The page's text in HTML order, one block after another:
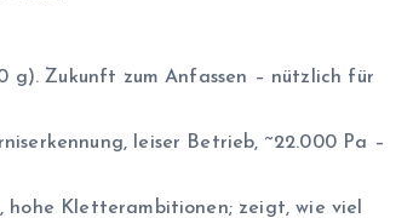
g). Zukunft zum Anfassen – nützlich für
leiser Betrieb, ~22.000 Pa –
hohe Kletterambitionen; zeigt, wie viel